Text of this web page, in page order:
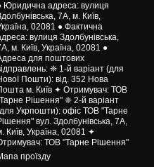
Юридична адреса: вулиця
7А, м. Київ,
02081 ● Фактична
вулиця Здолбунівська,
м. Київ, Україна, 02081 ●
для поштових
❈ 1-й варіант (для
Пошти): від. 352 Нова
м. Київ ✦ Отримувач: ТОВ
Рішення" ❈ 2-й варіант
Укрпошти): офіс ТОВ "Тарне
вул. Здолбунівська, 7А,
Київ, Україна, 02081 ✦
ТОВ "Тарне Рішення"
проїзду